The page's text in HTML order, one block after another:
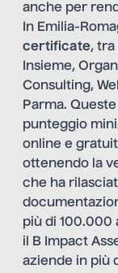
anche per
In Emilia-
certificate, tra
Insieme,
Consulting,
Parma.
punteggio
online e
ottenendo la
che ha
più di 100.000
il B Impact
aziende in più